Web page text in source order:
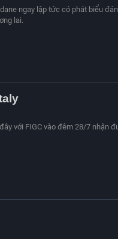
ngay lập tức có phát biểu
lai.
với FIGC vào đêm 28/7 nhận